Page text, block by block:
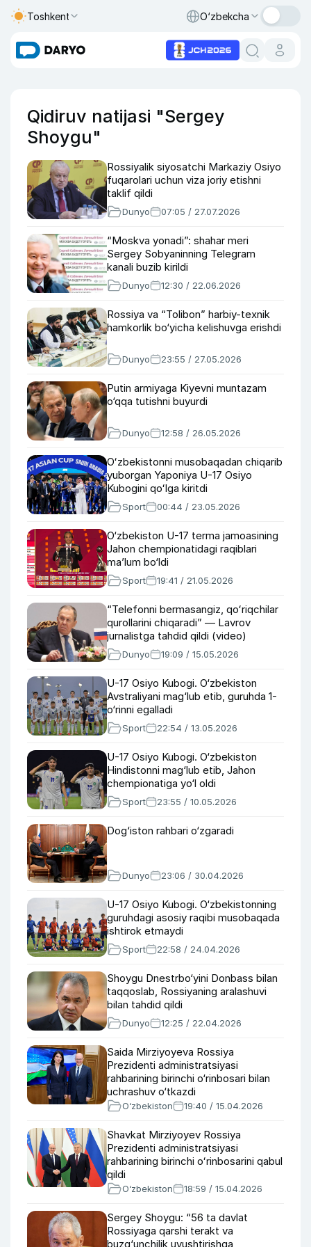
Toshkent O‘zbekcha
Qidiruv natijasi "Sergey
Shoygu"
Rossiyalik siyosatchi Markaziy Osiyo
fuqarolari uchun viza joriy etishni
taklif qildi
Dunyo 07:05 / 27.07.2026
“Moskva yonadi”: shahar meri
Sergey Sobyaninning Telegram
kanali buzib kirildi
Dunyo 12:30 / 22.06.2026
Rossiya va “Tolibon” harbiy-texnik
hamkorlik bo‘yicha kelishuvga erishdi
Dunyo 23:55 / 27.05.2026
Putin armiyaga Kiyevni muntazam
o‘qqa tutishni buyurdi
Dunyo 12:58 / 26.05.2026
Oʻzbekistonni musobaqadan chiqarib
yuborgan Yaponiya U-17 Osiyo
Kubogini qoʻlga kiritdi
Sport 00:44 / 23.05.2026
O‘zbekiston U-17 terma jamoasining
Jahon chempionatidagi raqiblari
ma’lum bo‘ldi
Sport 19:41 / 21.05.2026
“Telefonni bermasangiz, qoʻriqchilar
qurollarini chiqaradi” — Lavrov
jurnalistga tahdid qildi (video)
Dunyo 19:09 / 15.05.2026
U-17 Osiyo Kubogi. O‘zbekiston
Avstraliyani mag‘lub etib, guruhda 1-
o‘rinni egalladi
Sport 22:54 / 13.05.2026
U-17 Osiyo Kubogi. O‘zbekiston
Hindistonni mag‘lub etib, Jahon
chempionatiga yo‘l oldi
Sport 23:55 / 10.05.2026
Dog‘iston rahbari o‘zgaradi
Dunyo 23:06 / 30.04.2026
U-17 Osiyo Kubogi. O‘zbekistonning
guruhdagi asosiy raqibi musobaqada
ishtirok etmaydi
Sport 22:58 / 24.04.2026
Shoygu Dnestrbo‘yini Donbass bilan
taqqoslab, Rossiyaning aralashuvi
bilan tahdid qildi
Dunyo 12:25 / 22.04.2026
Saida Mirziyoyeva Rossiya
Prezidenti administratsiyasi
rahbarining birinchi o‘rinbosari bilan
uchrashuv o‘tkazdi
O‘zbekiston 19:40 / 15.04.2026
Shavkat Mirziyoyev Rossiya
Prezidenti administratsiyasi
rahbarining birinchi oʻrinbosarini qabul
qildi
O‘zbekiston 18:59 / 15.04.2026
Sergey Shoygu: “56 ta davlat
Rossiyaga qarshi terakt va
buzg‘unchilik uyushtirishga